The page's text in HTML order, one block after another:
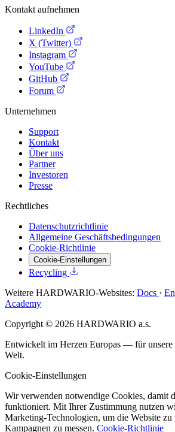
Kontakt aufnehmen
LinkedIn
X (Twitter)
Instagram
YouTube
GitHub
Forum
Unternehmen
Support
Kontakt
Über uns
Partner
Investoren
Presse
Rechtliches
Datenschutzrichtlinie
Allgemeine Geschäftsbedingungen
Cookie-Richtlinie
Cookie-Einstellungen
Recycling
Weitere HARDWARIO-Websites: Docs ·
Academy
Copyright © 2026 HARDWARIO a.s.
Entwickelt im Herzen Europas — für unsere
Welt.
Cookie-Einstellungen
Wir verwenden notwendige Cookies, damit
funktioniert. Mit Ihrer Zustimmung nutzen
Marketing-Technologien, um die Website zu
Kampagnen zu messen. Cookie-Richtlinie